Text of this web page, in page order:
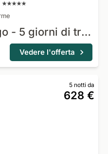
Cura di lusso Fango - 5 giorni di trattamento
Vedere l'offerta
5 notti da
628 €